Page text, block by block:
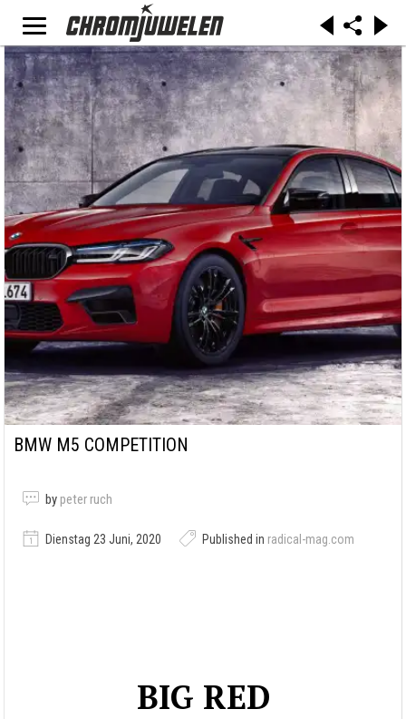
BMW M5 COMPETITION
by peter ruch
Dienstag 23 Juni, 2020 Published in radical-mag.com
BIG RED